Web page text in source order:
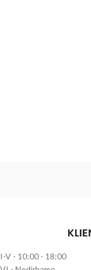
I-V - 10:00 - 18:00